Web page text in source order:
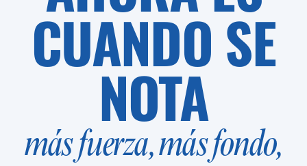
CUANDO SE
NOTA
más fuerza, más fondo,